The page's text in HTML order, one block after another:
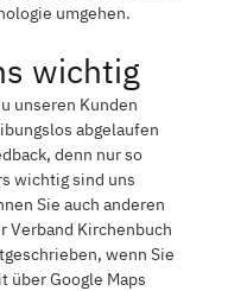
umgehen.
wichtig
unseren Kunden
abgelaufen
denn nur so
wichtig sind uns
Sie auch anderen
Verband Kirchenbuch
wenn Sie
über Google Maps